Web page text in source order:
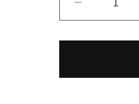
Reducer
antallet
for
2023